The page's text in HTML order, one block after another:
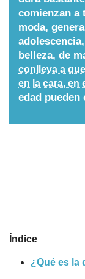
Nombres
Cuentos
comienzan a
moda,
belleza, de
conlleva a
en la cara, en
edad pueden
Índice
¿Qué es la